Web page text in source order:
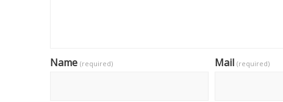
Name (required) Mail (required)